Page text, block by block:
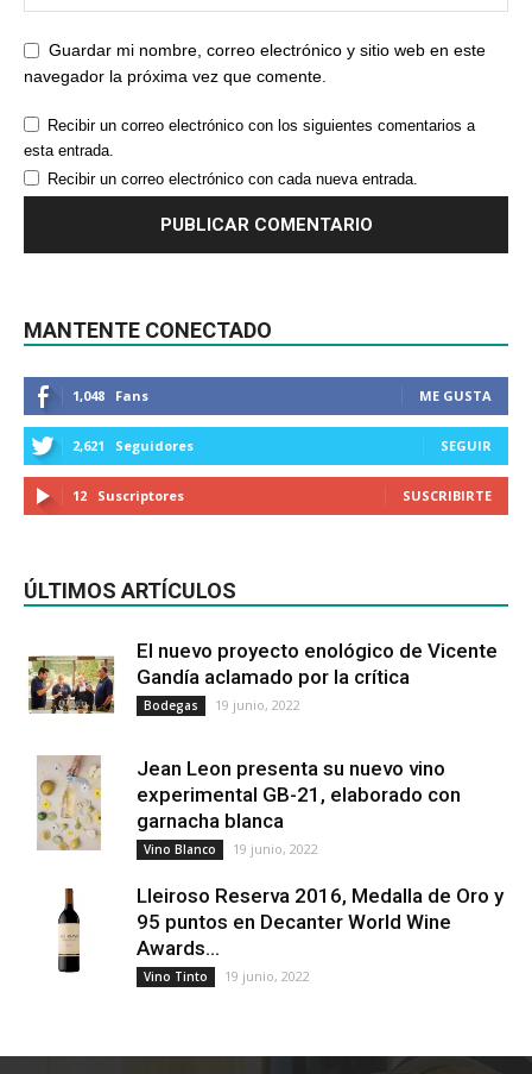
Guardar mi nombre, correo electrónico y sitio web en este
navegador la próxima vez que comente.
Recibir un correo electrónico con los siguientes comentarios a
esta entrada.
Recibir un correo electrónico con cada nueva entrada.
MANTENTE CONECTADO
1,048 Fans ME GUSTA
2,621 Seguidores SEGUIR
12 Suscriptores SUSCRIBIRTE
ÚLTIMOS ARTÍCULOS
El nuevo proyecto enológico de Vicente
Gandía aclamado por la crítica
Bodegas 19 junio, 2022
Jean Leon presenta su nuevo vino
experimental GB-21, elaborado con
garnacha blanca
Vino Blanco 19 junio, 2022
Lleiroso Reserva 2016, Medalla de Oro y
95 puntos en Decanter World Wine
Awards...
Vino Tinto 19 junio, 2022